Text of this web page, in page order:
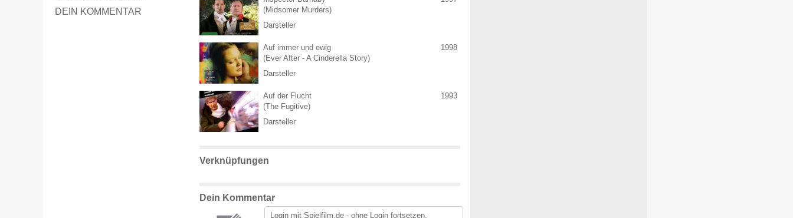
DEIN KOMMENTAR
(Midsomer Murders)
Darsteller
Auf immer und ewig
(Ever After - A Cinderella Story)
Darsteller
1998
Auf der Flucht
(The Fugitive)
Darsteller
1993
Verknüpfungen
Dein Kommentar
Login mit Spielfilm.de - ohne Login fortsetzen.